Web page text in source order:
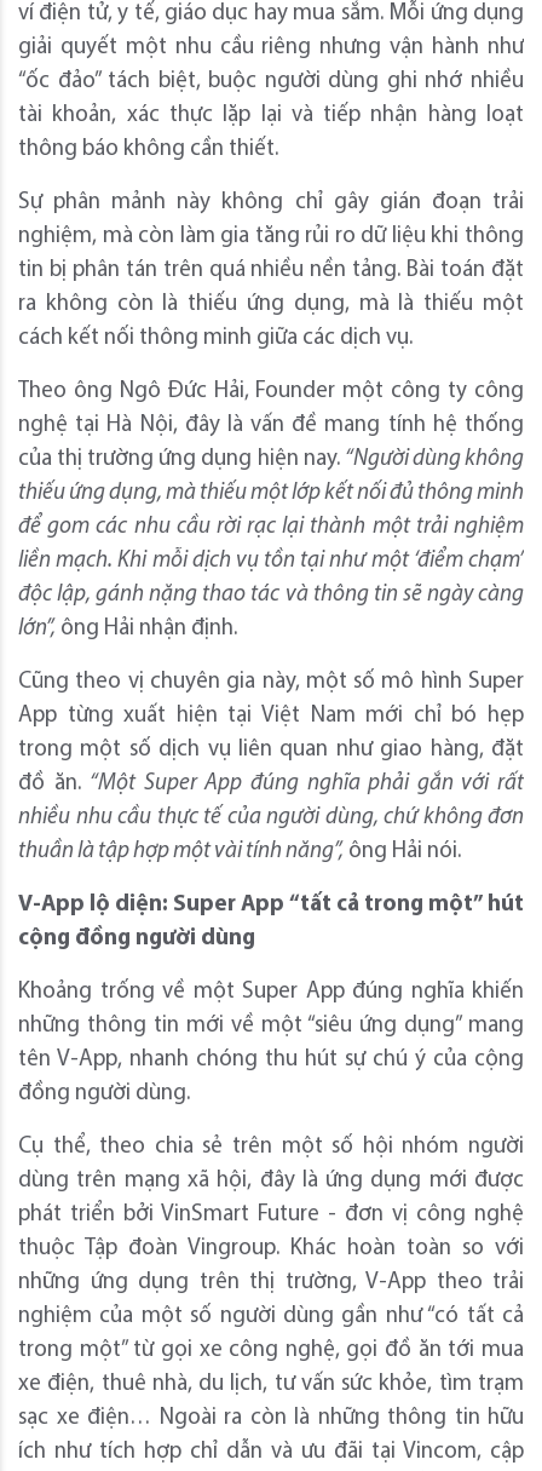
ví điện tử, y tế, giáo dục hay mua sắm. Mỗi ứng dụng
giải quyết một nhu cầu riêng nhưng vận hành như
“ốc đảo” tách biệt, buộc người dùng ghi nhớ nhiều
tài khoản, xác thực lặp lại và tiếp nhận hàng loạt
thông báo không cần thiết.
Sự phân mảnh này không chỉ gây gián đoạn trải
nghiệm, mà còn làm gia tăng rủi ro dữ liệu khi thông
tin bị phân tán trên quá nhiều nền tảng. Bài toán đặt
ra không còn là thiếu ứng dụng, mà là thiếu một
cách kết nối thông minh giữa các dịch vụ.
Theo ông Ngô Đức Hải, Founder một công ty công
nghệ tại Hà Nội, đây là vấn đề mang tính hệ thống
của thị trường ứng dụng hiện nay. “Người dùng không
thiếu ứng dụng, mà thiếu một lớp kết nối đủ thông minh
để gom các nhu cầu rời rạc lại thành một trải nghiệm
liền mạch. Khi mỗi dịch vụ tồn tại như một ‘điểm chạm’
độc lập, gánh nặng thao tác và thông tin sẽ ngày càng
lớn”, ông Hải nhận định.
Cũng theo vị chuyên gia này, một số mô hình Super
App từng xuất hiện tại Việt Nam mới chỉ bó hẹp
trong một số dịch vụ liên quan như giao hàng, đặt
đồ ăn. “Một Super App đúng nghĩa phải gắn với rất
nhiều nhu cầu thực tế của người dùng, chứ không đơn
thuần là tập hợp một vài tính năng”, ông Hải nói.
V-App lộ diện: Super App “tất cả trong một” hút
cộng đồng người dùng
Khoảng trống về một Super App đúng nghĩa khiến
những thông tin mới về một “siêu ứng dụng” mang
tên V-App, nhanh chóng thu hút sự chú ý của cộng
đồng người dùng.
Cụ thể, theo chia sẻ trên một số hội nhóm người
dùng trên mạng xã hội, đây là ứng dụng mới được
phát triển bởi VinSmart Future - đơn vị công nghệ
thuộc Tập đoàn Vingroup. Khác hoàn toàn so với
những ứng dụng trên thị trường, V-App theo trải
nghiệm của một số người dùng gần như “có tất cả
trong một” từ gọi xe công nghệ, gọi đồ ăn tới mua
xe điện, thuê nhà, du lịch, tư vấn sức khỏe, tìm trạm
sạc xe điện… Ngoài ra còn là những thông tin hữu
ích như tích hợp chỉ dẫn và ưu đãi tại Vincom, cập